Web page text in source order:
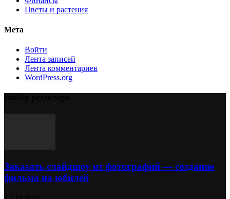
Цветы и растения
Мета
Войти
Лента записей
Лента комментариев
WordPress.org
Заказать слайдшоу из фотографий — создание
фильма на юбилей